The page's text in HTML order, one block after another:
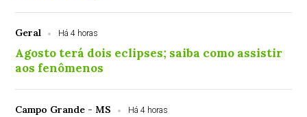
Geral Há 4 horas
Agosto terá dois eclipses; saiba como assistir
aos fenômenos
Campo Grande - MS Há 4 horas